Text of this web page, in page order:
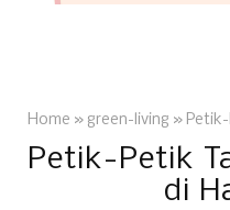
Home » green-living » Petik-
Petik-Petik
di